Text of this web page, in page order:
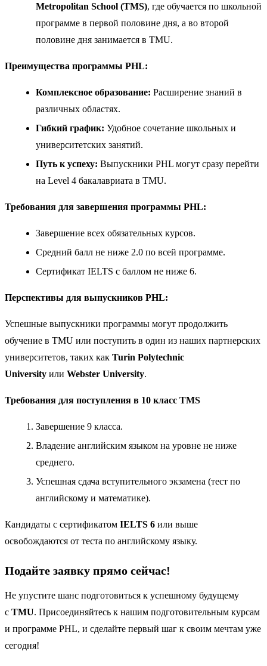
Metropolitan School (TMS), где обучается по школьной
программе в первой половине дня, а во второй
половине дня занимается в TMU.
Преимущества программы PHL:
Комплексное образование: Расширение знаний в
различных областях.
Гибкий график: Удобное сочетание школьных и
университетских занятий.
Путь к успеху: Выпускники PHL могут сразу перейти
на Level 4 бакалавриата в TMU.
Требования для завершения программы PHL:
Завершение всех обязательных курсов.
Средний балл не ниже 2.0 по всей программе.
Сертификат IELTS с баллом не ниже 6.
Перспективы для выпускников PHL:
Успешные выпускники программы могут продолжить
обучение в TMU или поступить в один из наших партнерских
университетов, таких как Turin Polytechnic
University или Webster University.
Требования для поступления в 10 класс TMS
Завершение 9 класса.
Владение английским языком на уровне не ниже
среднего.
Успешная сдача вступительного экзамена (тест по
английскому и математике).
Кандидаты с сертификатом IELTS 6 или выше
освобождаются от теста по английскому языку.
Подайте заявку прямо сейчас!
Не упустите шанс подготовиться к успешному будущему
с TMU. Присоединяйтесь к нашим подготовительным курсам
и программе PHL, и сделайте первый шаг к своим мечтам уже
сегодня!